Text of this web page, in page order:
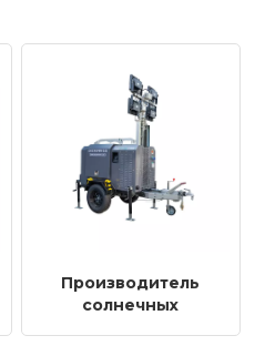
Производитель
солнечных